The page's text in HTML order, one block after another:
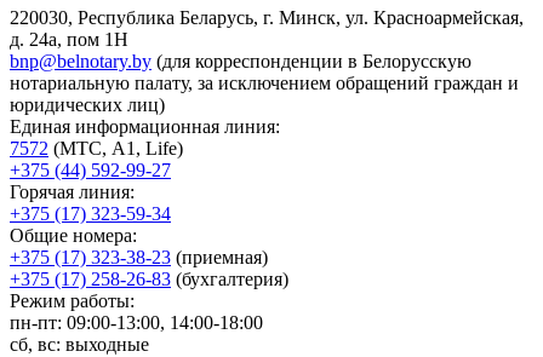
220030, Республика Беларусь, г. Минск, ул. Красноармейская,
д. 24а, пом 1Н
bnp@belnotary.by (для корреспонденции в Белорусскую
нотариальную палату, за исключением обращений граждан и
юридических лиц)
Единая информационная линия:
7572 (МТС, A1, Life)
+375 (44) 592-99-27
Горячая линия:
+375 (17) 323-59-34
Общие номера:
+375 (17) 323-38-23 (приемная)
+375 (17) 258-26-83 (бухгалтерия)
Режим работы:
пн-пт: 09:00-13:00, 14:00-18:00
сб, вс: выходные